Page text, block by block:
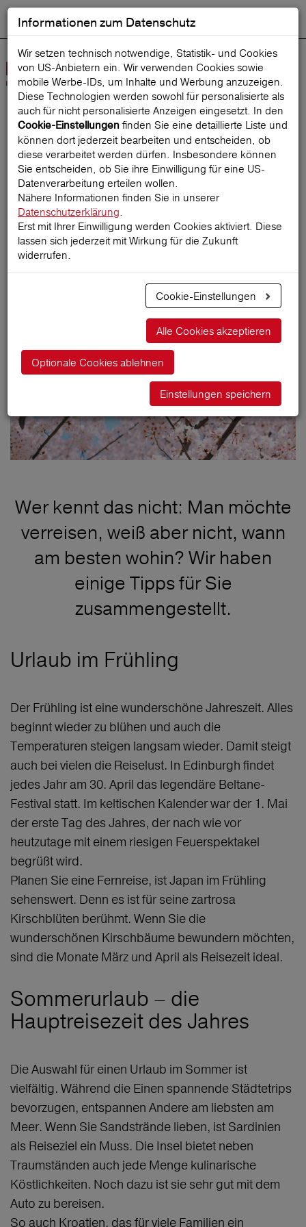
Suche starten
Startseite ReiseMagazin
Frühling, Sommer, Herbst
und Winter
30.01.2019
Wer kennt das nicht: Man möchte
verreisen, weiß aber nicht, wann
am besten wohin? Wir haben
einige Tipps für Sie
zusammengestellt.
Urlaub im Frühling
Der Frühling ist eine wunderschöne Jahreszeit. Alles
beginnt wieder zu blühen und auch die
Temperaturen steigen langsam wieder. Damit steigt
auch bei vielen die Reiselust. In Edinburgh findet
jedes Jahr am 30. April das legendäre Beltane-
Festival statt. Im keltischen Kalender war der 1. Mai
der erste Tag des Jahres, der nach wie vor
heutzutage mit einem riesigen Feuerspektakel
begrüßt wird.
Planen Sie eine Fernreise, ist Japan im Frühling
sehenswert. Denn es ist für seine zartrosa
Kirschblüten berühmt. Wenn Sie die
wunderschönen Kirschbäume bewundern möchten,
sind die Monate März und April als Reisezeit ideal.
Sommerurlaub – die
Hauptreisezeit des Jahres
Die Auswahl für einen Urlaub im Sommer ist
vielfältig. Während die Einen spannende Städtetrips
bevorzugen, entspannen Andere am liebsten am
Meer. Wenn Sie Sandstrände lieben, ist Sardinien
als Reiseziel ein Muss. Die Insel bietet neben
Traumständen auch jede Menge kulinarische
Köstlichkeiten. Noch dazu ist sie sehr gut mit dem
Auto zu bereisen.
So auch Kroatien, das für viele Familien ein
Informationen zum Datenschutz
Wir setzen technisch notwendige, Statistik- und Cookies
von US-Anbietern ein. Wir verwenden Cookies sowie
mobile Werbe‑IDs, um Inhalte und Werbung anzuzeigen.
Diese Technologien werden sowohl für personalisierte als
auch für nicht personalisierte Anzeigen eingesetzt. In den
Cookie-Einstellungen finden Sie eine detaillierte Liste und
können dort jederzeit bearbeiten und entscheiden, ob
diese verarbeitet werden dürfen. Insbesondere können
Sie entscheiden, ob Sie ihre Einwilligung für eine US-
Datenverarbeitung erteilen wollen.
Nähere Informationen finden Sie in unserer
Datenschutzerklärung.
Erst mit Ihrer Einwilligung werden Cookies aktiviert. Diese
lassen sich jederzeit mit Wirkung für die Zukunft
widerrufen.
Cookie-Einstellungen
Alle Cookies akzeptieren
Optionale Cookies ablehnen
Einstellungen speichern